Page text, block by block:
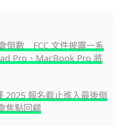
倒數 FCC 文件披露一系
Pro、MacBook Pro 將
2025 報名截止進入最後倒
焦點回顧